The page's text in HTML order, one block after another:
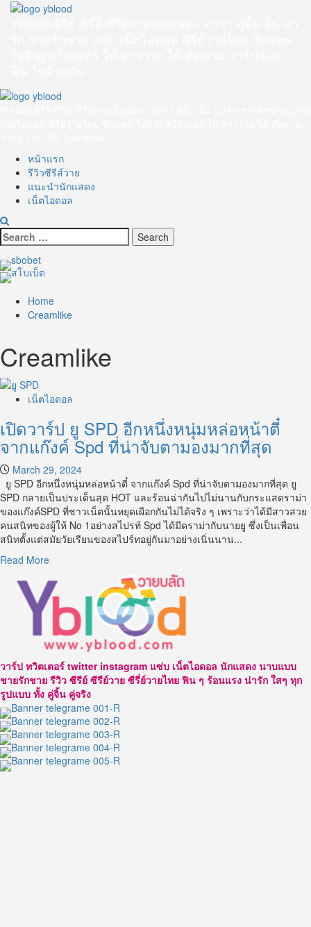
Skip
Primary
หน้าแรก
รีวิวซีรีส์วาย
แนะนำนักแสดง
เน็ตไอดอล
Search
for:
Home
Creamlike
Creamlike
เน็ตไอดอล
เปิดวาร์ป ยู SPD อีกหนึ่งหนุ่มหล่อหน้าตี๋
จากแก๊งค์ Spd ที่น่าจับตามองมากที่สุด
March 29, 2024
ยู SPD อีกหนึ่งหนุ่มหล่อหน้าตี๋ จากแก๊งค์ Spd ที่น่าจับตามองมากที่สุด ยู
SPD กลายเป็นประเด็นสุด HOT และร้อนฉ่ากันไปไม่นานกับกระแสดราม่า
ของแก๊งค์SPD ที่ชาวเน็ตนั้นหยุดเผือกกันไม่ได้จริง ๆ เพราะว่าได้มีสาวสวย
คนสนิทของผู้ให้ No 1อย่างสไปรท์ Spd ได้มีดราม่ากับนายยู ซึ่งเป็นเพื่อน
สนิทตั้งแต่สมัยวัยเรียนของสไปร์ทอยู่กันมาอย่างเนิ่นนาน...
Read MoreRead
about
เปิด
วาร์
ยู
อีก
หนึ่ง
หนุ่ม
หล่อ
หน้า
ตี๋
จาก
แก๊ง
วาร์ป ทวิตเตอร์ twitter instagram แซ่บ เน็ตไอดอล นักแสดง นาบแบบ
ชายรักชาย รีวิว ซีรีย์ ซีรีย์วาย ซีรี่ย์วายไทย ฟิน ๆ ร้อนแรง น่ารัก ใสๆ ทุก
รูปแบบ ทั้ง คู่จิ้น คู่จริง